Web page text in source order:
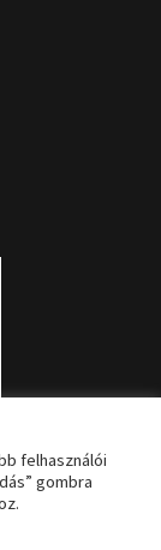
felhasználói
gombra